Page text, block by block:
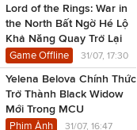
Lord of the Rings: War in
the North Bất Ngờ Hé Lộ
Khả Năng Quay Trở Lại
Game Offline 31/07, 17:30
Yelena Belova Chính Thức
Trở Thành Black Widow
Mới Trong MCU
Phim Ảnh 31/07, 16:47